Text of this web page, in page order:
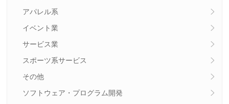
アパレル系
イベント業
サービス業
スポーツ系サービス
その他
ソフトウェア・プログラム開発